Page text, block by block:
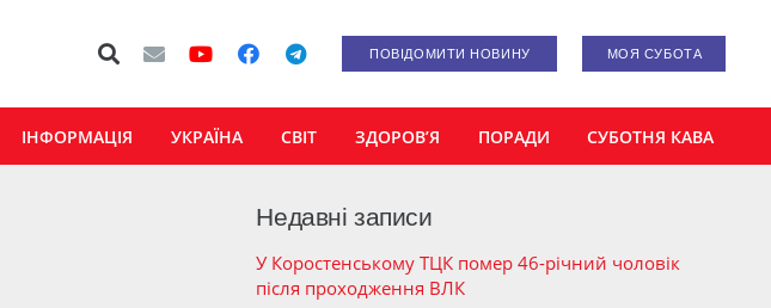
ПОВІДОМИТИ НОВИНУ МОЯ СУБОТА
ІНФОРМАЦІЯ УКРАЇНА СВІТ ЗДОРОВ’Я ПОРАДИ СУБОТНЯ КАВА
Недавні записи
У Коростенському ТЦК помер 46-річний чоловік
після проходження ВЛК